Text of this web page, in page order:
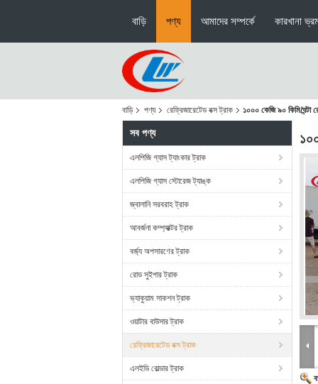
বাড়ি পণ্য আমাদের সম্পর্কে কারখানা
বাড়ি পণ্য রেফ্রিজারেটেড বক্স ট্রাক ১০০০ কেজি ৯০ কিমি/ঘন্টা
সব পণ্য
এলপিজি গ্যাস ট্যাংকার ট্রাক
এলপিজি গ্যাস স্টোরেজ ট্যাঙ্ক
জ্বালানি সরবরাহ ট্রাক
আবর্জনা কম্প্যাক্টর ট্রাক
বর্জ্য অপসারণের ট্রাক
রোড সুইপার ট্রাক
ভ্যাকুয়াম সাকশন ট্রাক
ওয়াটার বাউসার ট্রাক
রেফ্রিজারেটেড বক্স ট্রাক
এলইডি বোল্ডার ট্রাক